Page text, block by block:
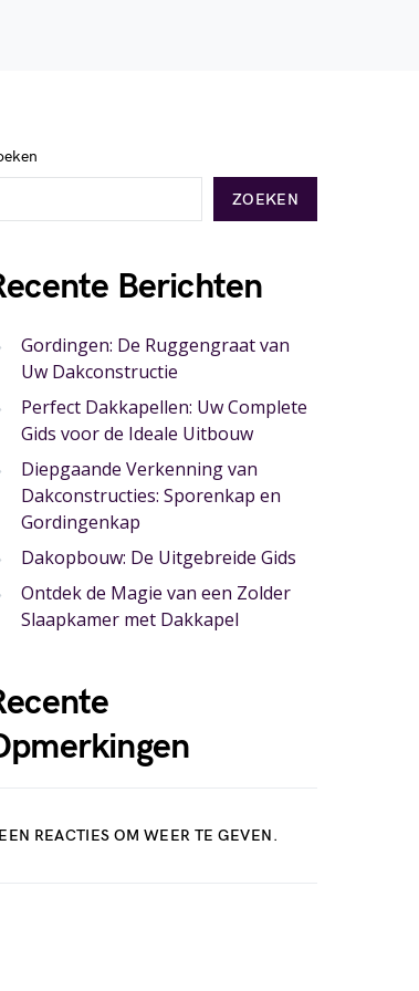
ZOEKEN
Berichten
Gordingen: De Ruggengraat van
Uw Dakconstructie
Perfect Dakkapellen: Uw Complete
Gids voor de Ideale Uitbouw
Diepgaande Verkenning van
Dakconstructies: Sporenkap en
Gordingenkap
Dakopbouw: De Uitgebreide Gids
Ontdek de Magie van een Zolder
Slaapkamer met Dakkapel
REACTIES OM WEER TE GEVEN.